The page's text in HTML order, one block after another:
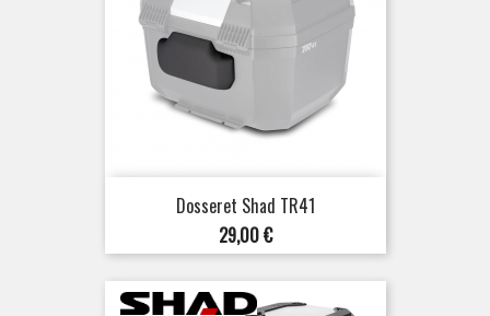
Dosseret Shad TR41
Prix
29,00 €